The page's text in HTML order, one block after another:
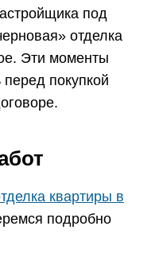
под
отделка
Эти моменты
перед покупкой
квартиры в
подробно